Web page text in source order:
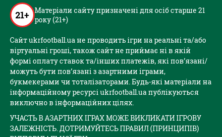
21+ Матеріали сайту призначені для осіб старше 21
року (21+)
Сайт ukrfootball.ua не проводить ігри на реальні та/або
віртуальні гроші, також сайт не приймає ні в якій
формі оплату ставок та/інших платежів, які пов’язані/
можуть бути пов’язані з азартними іграми,
букмекерами чи тоталізаторами. Будь-які матеріали на
інформаційному ресурсі ukrfootball.ua публікуються
виключно в інформаційних цілях.
УЧАСТЬ В АЗАРТНИХ ІГРАХ МОЖЕ ВИКЛИКАТИ ІГРОВУ
ЗАЛЕЖНІСТЬ. ДОТРИМУЙТЕСЬ ПРАВИЛ (ПРИНЦИПІВ)